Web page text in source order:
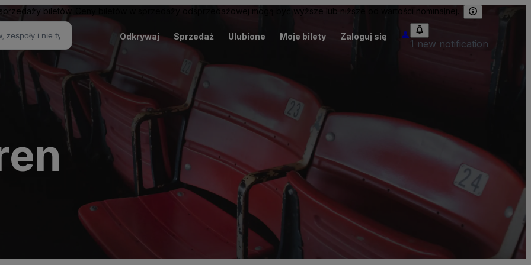
biletów. Ceny biletów w sprzedaży odsprzedażowej mogą być wyższe lub niższe od wartości nominalnej.
Odkrywaj Sprzedaż Ulubione Moje bilety Zaloguj się
1 new notification